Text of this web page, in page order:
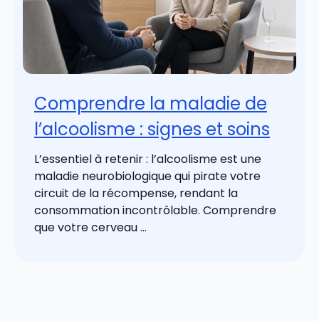
Comprendre la maladie de
l’alcoolisme : signes et soins
L’essentiel à retenir : l’alcoolisme est une
maladie neurobiologique qui pirate votre
circuit de la récompense, rendant la
consommation incontrôlable. Comprendre
que votre cerveau ...